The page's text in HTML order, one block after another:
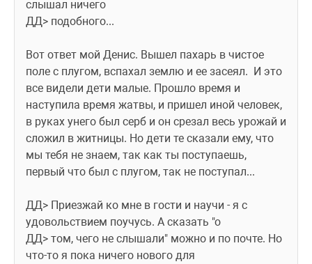
слышал ничего
ДД> подобного...
Вот ответ мой Денис. Вышел пахарь в чистое
поле с плугом, вспахал землю и ее засеял.  И это
все видели дети малые. Прошло время и
наступила время жатвы, и пришел иной человек,
в руках унего был серб и он срезал весь урожай и
сложил в житницы. Но дети те сказали ему, что
мы тебя не знаем, так как ты поступаешь,
первый что был с плугом, так не поступал...
ДД> Приезжай ко мне в гости и научи - я с
удовольствием поучусь. А сказать "о
ДД> том, чего не слышали" можно и по почте. Но
что-то я пока ничего нового для